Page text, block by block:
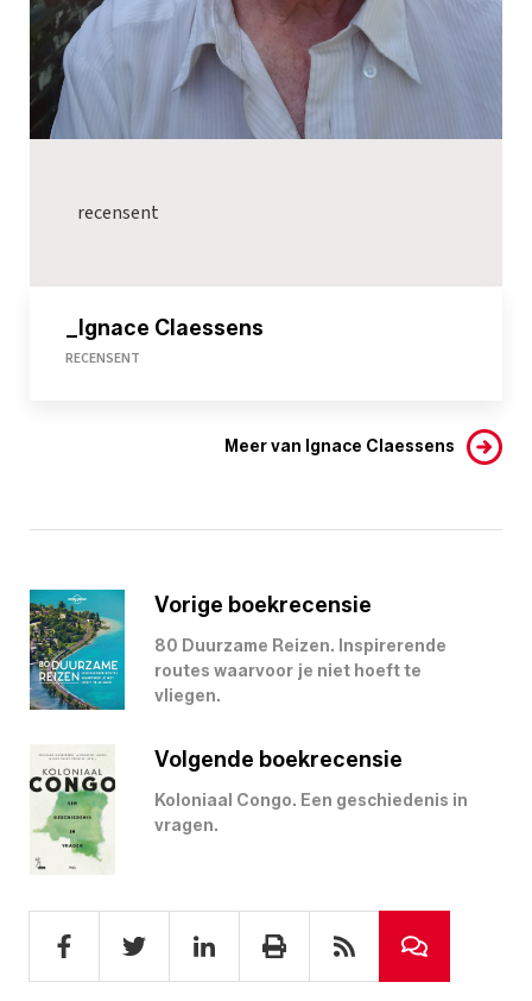
recensent
_Ignace Claessens
RECENSENT
Meer van Ignace Claessens
Vorige boekrecensie
80 Duurzame Reizen. Inspirerende
routes waarvoor je niet hoeft te
vliegen.
Volgende boekrecensie
Koloniaal Congo. Een geschiedenis in
vragen.